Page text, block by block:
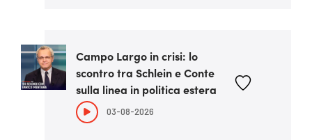
Campo Largo in crisi: lo
scontro tra Schlein e Conte
sulla linea in politica estera
03-08-2026